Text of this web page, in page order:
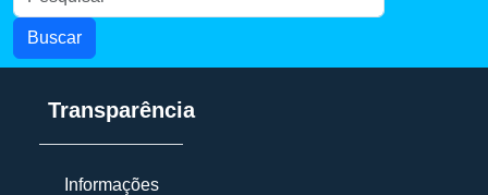
Buscar
Transparência
Informações